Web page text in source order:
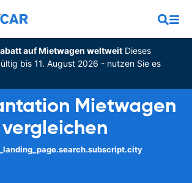
auf Mietwagen weltweitDieses
bis 11. August 2026 - nutzen Sie es
Mietwagen
vergleichen